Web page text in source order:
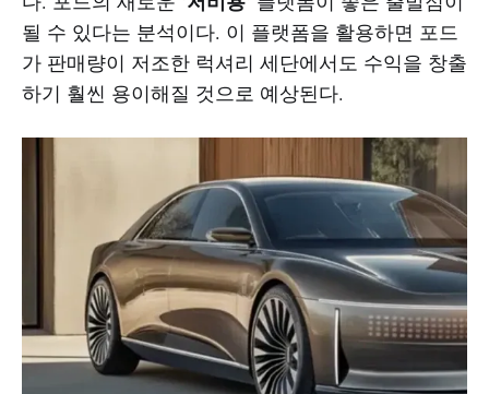
될 수 있다는 분석이다. 이 플랫폼을 활용하면 포드
가 판매량이 저조한 럭셔리 세단에서도 수익을 창출
하기 훨씬 용이해질 것으로 예상된다.